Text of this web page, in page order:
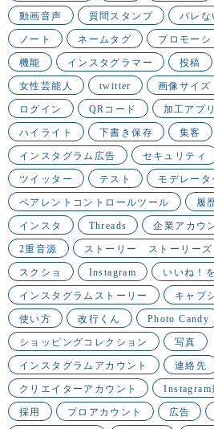
動画音声 質問スタンプ バレな
ノート ネームタグ プロモーシ
機能 インスタグラマー 投稿
女性芸能人 twitter 画像サイズ
ログイン QRコード 加工アプリ
ハイライト 下書き保存 集客
インスタグラム広告 セキュリティ
ツイッター テスト モデレータ
ペアレントコントロールツール 履
インスタ Threads 企業アカウ
2重音源 ストーリー ストーリー
スクショ Instagram いいね！
インスタグラムストーリー キャプ
使い方 改行くん Photo Candy
ショッピングコレクション 写真
インスタグラムアカウント 連絡先
クリエイターアカウント Instagram
採用 プロアカウント 広告